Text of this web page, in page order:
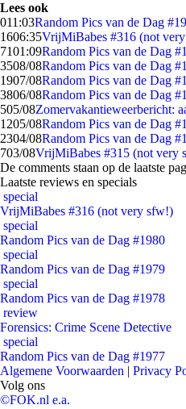
Lees ook
011:03Random Pics van de Dag
1606:35VrijMiBabes #316 (not
7101:09Random Pics van de Dag
3508/08Random Pics van de Dag
1907/08Random Pics van de Dag
3806/08Random Pics van de Dag
505/08Zomervakantieweerbericht:
1205/08Random Pics van de Dag
2304/08Random Pics van de Dag
703/08VrijMiBabes #315 (not very
De comments staan op de laatste
Laatste reviews en specials
special
VrijMiBabes #316 (not very sfw!)
special
Random Pics van de Dag #1980
special
Random Pics van de Dag #1979
special
Random Pics van de Dag #1978
review
Forensics: Crime Scene Detective
special
Random Pics van de Dag #1977
Algemene Voorwaarden | Privacy
Volg ons
©FOK.nl e.a.